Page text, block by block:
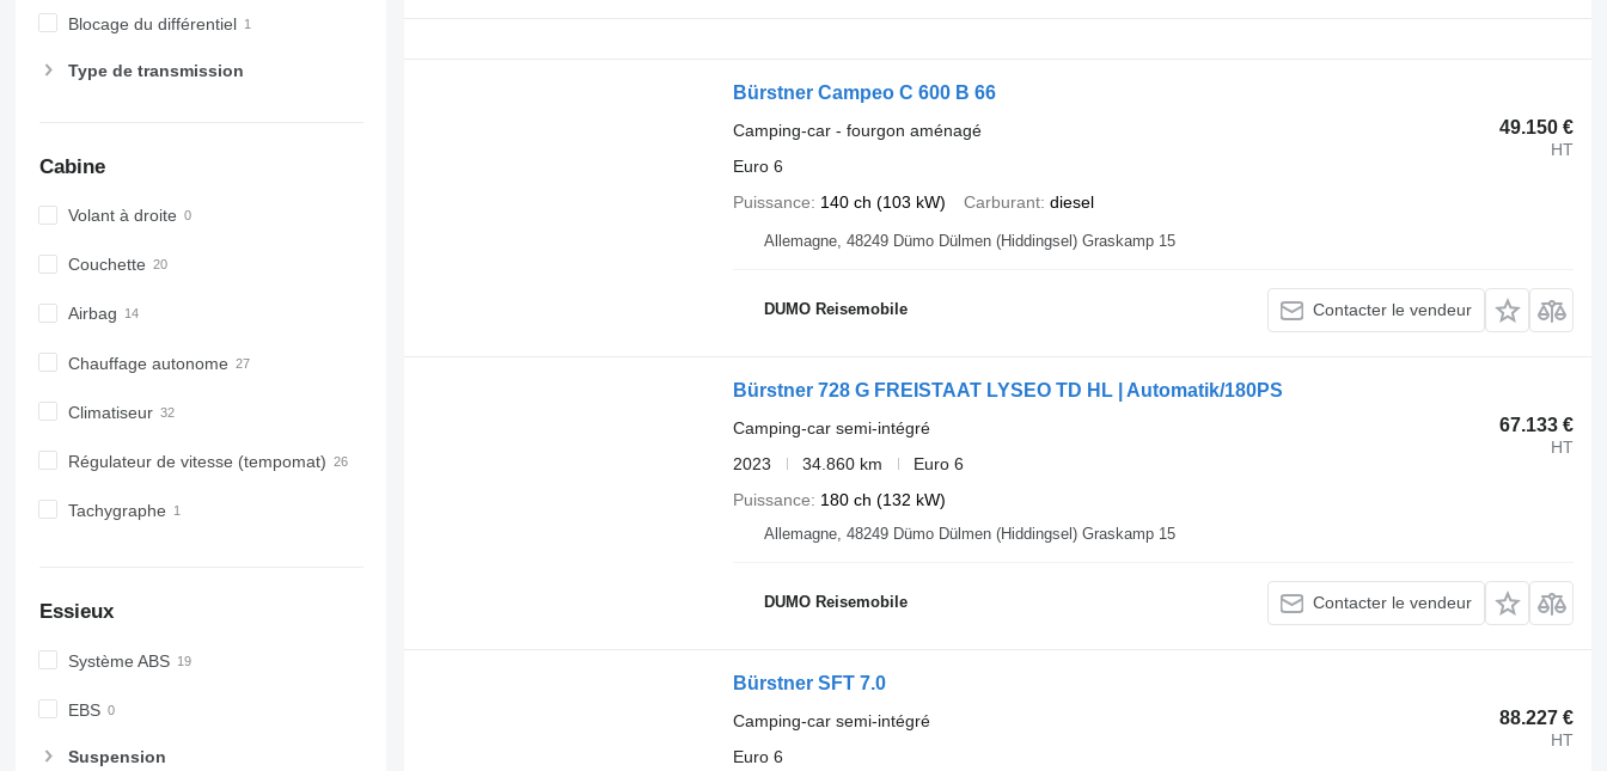
Blocage du différentiel
Type de transmission
Cabine
Volant à droite
Couchette
Airbag
Chauffage autonome
Climatiseur
Régulateur de vitesse (tempomat)
Tachygraphe
Essieux
Système ABS
EBS
Suspension
Bürstner Campeo C 600 B 66
49.150 €
HT
Camping-car - fourgon aménagé
Euro 6
Puissance
140 ch (103 kW) Carburant diesel
Allemagne, 48249 Dümo Dülmen (Hiddingsel) Graskamp 15
DUMO Reisemobile Contacter le vendeur
Bürstner 728 G FREISTAAT LYSEO TD HL | Automatik/180PS
67.133 €
HT
Camping-car semi-intégré
2023
34.860 km
Euro 6
Puissance
180 ch (132 kW)
Allemagne, 48249 Dümo Dülmen (Hiddingsel) Graskamp 15
DUMO Reisemobile Contacter le vendeur
Bürstner SFT 7.0
88.227 €
HT
Camping-car semi-intégré
Euro 6